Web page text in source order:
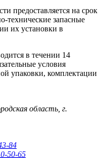
предоставляется на срок
технические запасные
их установки в
в течении 14
условия
упаковки, комплектации
область, г.
84
50-65